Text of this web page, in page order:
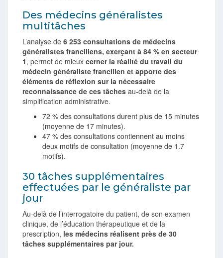
Des médecins généralistes
multitâches
L’analyse de6 253 consultations de médecins
généralistes franciliens, exerçant à 84 % en secteur
1, permet de mieuxcerner la réalité du travail du
médecin généraliste francilien et apporte des
éléments de réflexion sur la nécessaire
reconnaissance de ces tâches au-delà de la
simplification administrative.
72 % des consultations durent plus de 15 minutes
(moyenne de 17 minutes).
47 % des consultations contiennent au moins
deux motifs de consultation (moyenne de 1.7
motifs).
30 tâches supplémentaires
effectuées par le généraliste par
jour
Au-delà de l’interrogatoire du patient, de son examen
clinique, de l’éducation thérapeutique et de la
prescription, les médecins réalisent près de 30
tâches supplémentaires par jour.